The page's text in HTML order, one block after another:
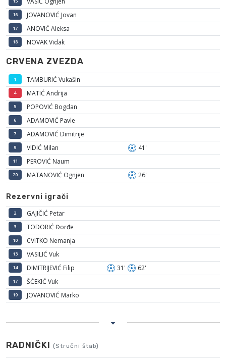
16 JOVANOVIĆ Jovan
17 ANOVIĆ Aleksa
18 NOVAK Vidak
CRVENA ZVEZDA
1 TAMBURIĆ Vukašin
4 MATIĆ Andrija
5 POPOVIĆ Bogdan
6 ADAMOVIĆ Pavle
7 ADAMOVIĆ Dimitrije
9 VIDIĆ Milan 41'
11 PEROVIĆ Naum
20 MATANOVIĆ Ognjen 26'
Rezervni igrači
2 GAJIČIĆ Petar
3 TODORIĆ Đorđe
10 CVITKO Nemanja
13 VASILIĆ Vuk
14 DIMITRIJEVIĆ Filip 31' 62'
17 ŠĆEKIĆ Vuk
19 JOVANOVIĆ Marko
RADNIČKI (Stručni štab)